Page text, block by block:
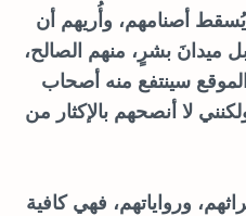
أصنامهم، وأُريهم أن
ميدانَ بشرٍ، منهم الصالح،
سينتفع منه أصحاب
لا أنصحهم بالإكثار من
ورواياتهم، فهي كافية